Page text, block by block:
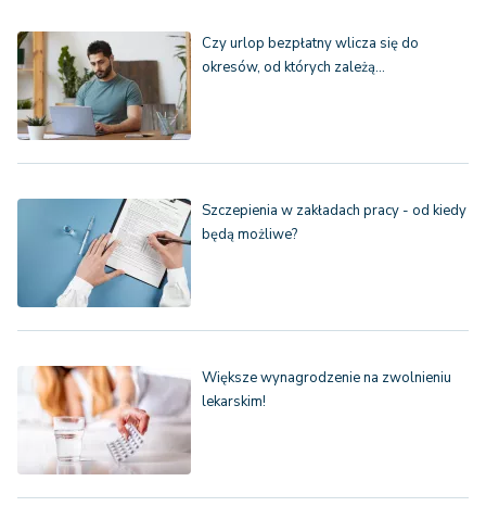
Czy urlop bezpłatny wlicza się do
okresów, od których zależą…
Szczepienia w zakładach pracy - od kiedy
będą możliwe?
Większe wynagrodzenie na zwolnieniu
lekarskim!